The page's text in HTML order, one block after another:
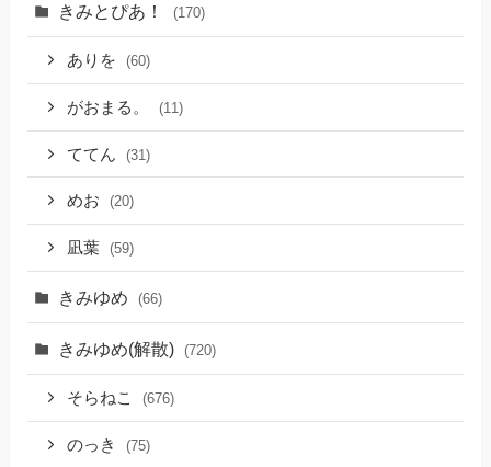
きみとぴあ！ (170)
ありを (60)
がおまる。 (11)
ててん (31)
めお (20)
凪葉 (59)
きみゆめ (66)
きみゆめ(解散) (720)
そらねこ (676)
のっき (75)